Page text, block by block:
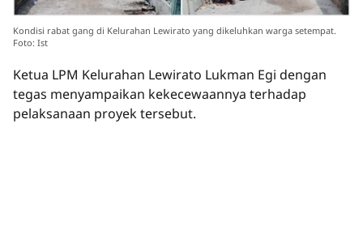
Kondisi rabat gang di Kelurahan Lewirato yang dikeluhkan warga setempat.
Foto: Ist
Ketua LPM Kelurahan Lewirato Lukman Egi dengan
tegas menyampaikan kekecewaannya terhadap
pelaksanaan proyek tersebut.